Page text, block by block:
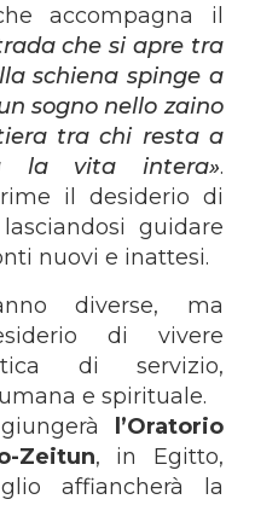
accompagna il
che si apre tra
schiena spinge a
sogno nello zaino
tra chi resta a
la vita intera».
il desiderio di
guidare
nuovi e inattesi.
diverse, ma
di vivere
di servizio,
e spirituale.
l’Oratorio
Zeitun, in Egitto,
affiancherà la